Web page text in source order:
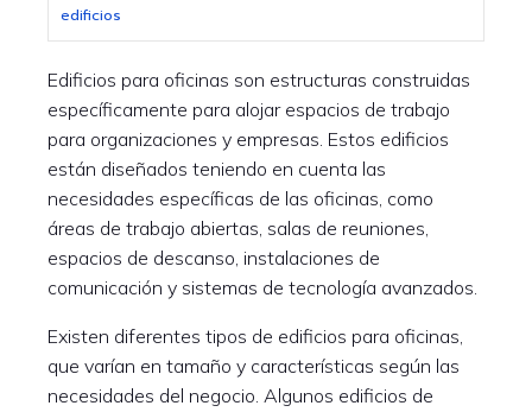
edificios
Edificios para oficinas son estructuras construidas
específicamente para alojar espacios de trabajo
para organizaciones y empresas. Estos edificios
están diseñados teniendo en cuenta las
necesidades específicas de las oficinas, como
áreas de trabajo abiertas, salas de reuniones,
espacios de descanso, instalaciones de
comunicación y sistemas de tecnología avanzados.
Existen diferentes tipos de edificios para oficinas,
que varían en tamaño y características según las
necesidades del negocio. Algunos edificios de